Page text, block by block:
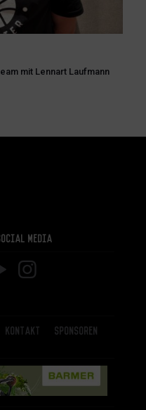
mit Lennart Laufmann
Media
Kontakt Sponsoren